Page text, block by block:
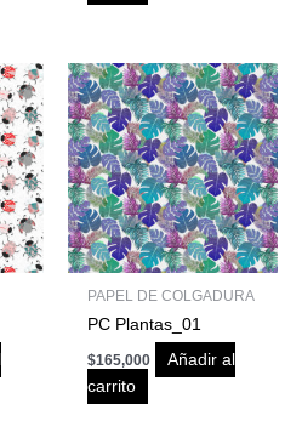
PAPEL DE COLGADURA
PC Plantas_01
$165,000
Añadir al
carrito